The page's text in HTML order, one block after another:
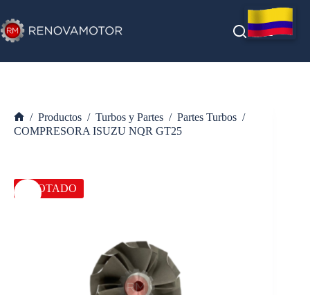
al
contenido
Inicio
/ Productos / Turbos y Partes / Partes Turbos /
COMPRESORA ISUZU NQR GT25
AGOTADO